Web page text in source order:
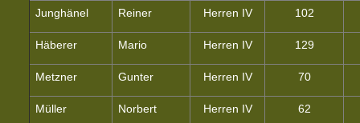
Junghänel Reiner Herren IV 102
Häberer Mario Herren IV 129
Metzner Gunter Herren IV 70
Müller Norbert Herren IV 62